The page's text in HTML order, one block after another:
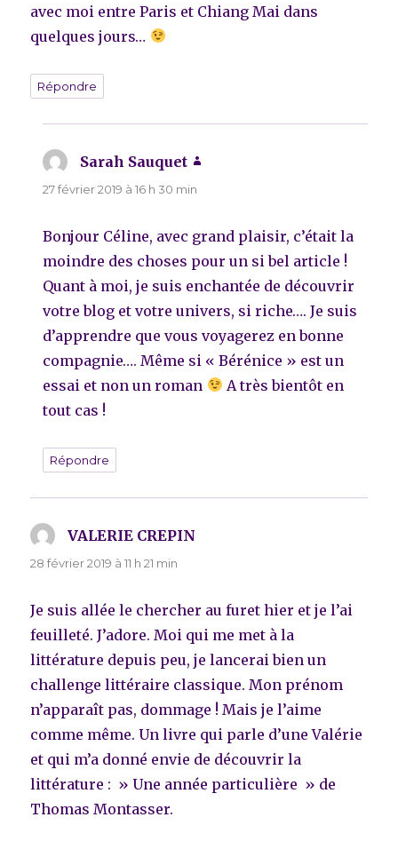
avec moi entre Paris et Chiang Mai dans
quelques jours…
Répondre
Sarah Sauquet
27 février 2019 à 16 h 30 min
Bonjour Céline, avec grand plaisir, c’était la
moindre des choses pour un si bel article !
Quant à moi, je suis enchantée de découvrir
votre blog et votre univers, si riche…. Je suis
d’apprendre que vous voyagerez en bonne
compagnie…. Même si « Bérénice » est un
essai et non un roman
A très bientôt en
tout cas !
Répondre
VALERIE CREPIN
28 février 2019 à 11 h 21 min
Je suis allée le chercher au furet hier et je l’ai
feuilleté. J’adore. Moi qui me met à la
littérature depuis peu, je lancerai bien un
challenge littéraire classique. Mon prénom
n’apparaît pas, dommage ! Mais je l’aime
comme même. Un livre qui parle d’une Valérie
et qui m’a donné envie de découvrir la
littérature : » Une année particulière » de
Thomas Montasser.